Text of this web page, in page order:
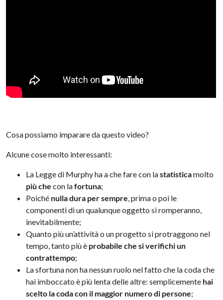
Cosa possiamo imparare da questo video?
Alcune cose molto interessanti:
La Legge di Murphy ha a che fare con lastatisticamolto
più che con lafortuna;
Poiché nulla dura per sempre, prima o poi le
componenti di un qualunque oggetto si romperanno,
inevitabilmente;
Quanto più un’attività o un progetto si protraggono nel
tempo, tanto più è probabile che si verifichi un
contrattempo;
La sfortuna non ha nessun ruolo nel fatto che la coda che
hai imboccato è più lenta delle altre: semplicemente hai
scelto la coda con il maggior numero di persone;